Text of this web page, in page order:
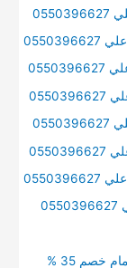
خصم 35 %